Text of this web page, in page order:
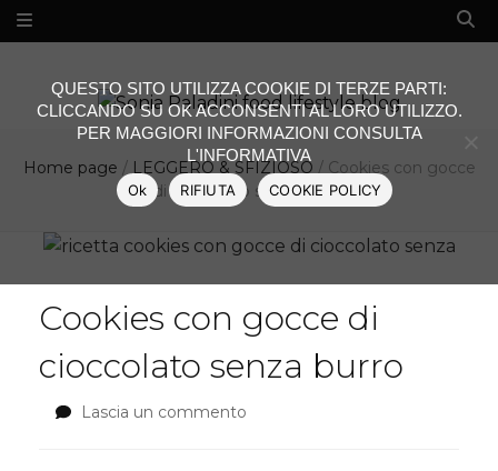
Home page / LEGGERO & SFIZIOSO / Cookies con gocce
di cioccolato senza burro
Cookies con gocce di
cioccolato senza burro
Lascia un commento
QUESTO SITO UTILIZZA COOKIE DI TERZE PARTI:
CLICCANDO SU OK ACCONSENTI AL LORO UTILIZZO.
PER MAGGIORI INFORMAZIONI CONSULTA
L'INFORMATIVA
Ok RIFIUTA COOKIE POLICY